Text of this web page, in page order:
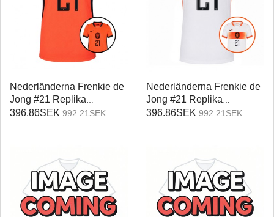
Nederländerna Frenkie de
Jong #21 Replika
Hemmatröja Damer VM
396.86SEK 992.21SEK
Nederländerna Frenkie de
Jong #21 Replika
Bortatröja Damer VM 2026
396.86SEK 992.21SEK